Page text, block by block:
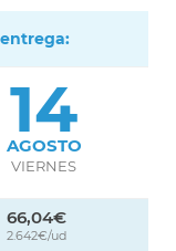
14
AGOSTO
VIERNES
66,04€
2.642€/ud